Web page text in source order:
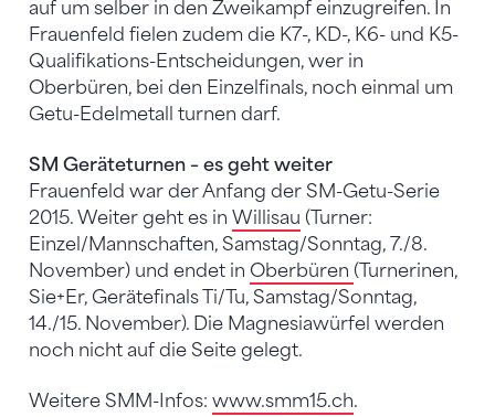
auf um selber in den Zweikampf einzugreifen. In
Frauenfeld fielen zudem die K7-, KD-, K6- und K5-
Qualifikations-Entscheidungen, wer in
Oberbüren, bei den Einzelfinals, noch einmal um
Getu-Edelmetall turnen darf.
SM Geräteturnen – es geht weiter
Frauenfeld war der Anfang der SM-Getu-Serie
2015. Weiter geht es in Willisau (Turner:
Einzel/Mannschaften, Samstag/Sonntag, 7./8.
November) und endet in Oberbüren (Turnerinen,
Sie+Er, Gerätefinals Ti/Tu, Samstag/Sonntag,
14./15. November). Die Magnesiawürfel werden
noch nicht auf die Seite gelegt.
Weitere SMM-Infos: www.smm15.ch.